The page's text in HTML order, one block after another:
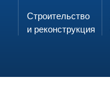
Строительство
и реконструкция